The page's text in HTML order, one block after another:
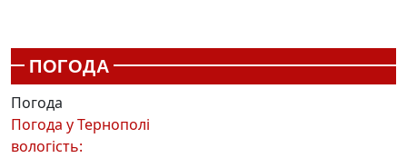
ПОГОДА
Погода
Погода уТернополі
вологість: